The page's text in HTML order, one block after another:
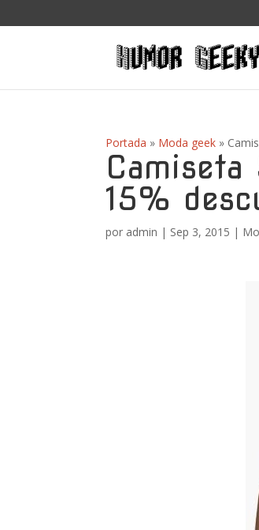
Portada » Moda geek »
Camiseta
15%
por admin | Sep 3, 2015 |